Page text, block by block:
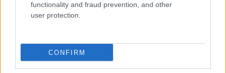
functionality and fraud prevention, and other
user protection.
CONFIRM